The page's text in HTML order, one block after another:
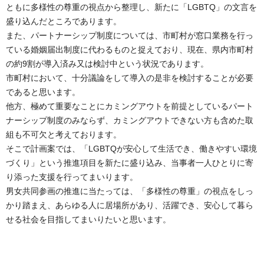
ともに多様性の尊重の視点から整理し、新たに「LGBTQ」の文言を
盛り込んだところであります。
また、パートナーシップ制度については、市町村が窓口業務を行っ
ている婚姻届出制度に代わるものと捉えており、現在、県内市町村
の約9割が導入済み又は検討中という状況であります。
市町村において、十分議論をして導入の是非を検討することが必要
であると思います。
他方、極めて重要なことにカミングアウトを前提としているパート
ナーシップ制度のみならず、カミングアウトできない方も含めた取
組も不可欠と考えております。
そこで計画案では、「LGBTQが安心して生活でき、働きやすい環境
づくり」という推進項目を新たに盛り込み、当事者一人ひとりに寄
り添った支援を行ってまいります。
男女共同参画の推進に当たっては、「多様性の尊重」の視点をしっ
かり踏まえ、あらゆる人に居場所があり、活躍でき、安心して暮ら
せる社会を目指してまいりたいと思います。